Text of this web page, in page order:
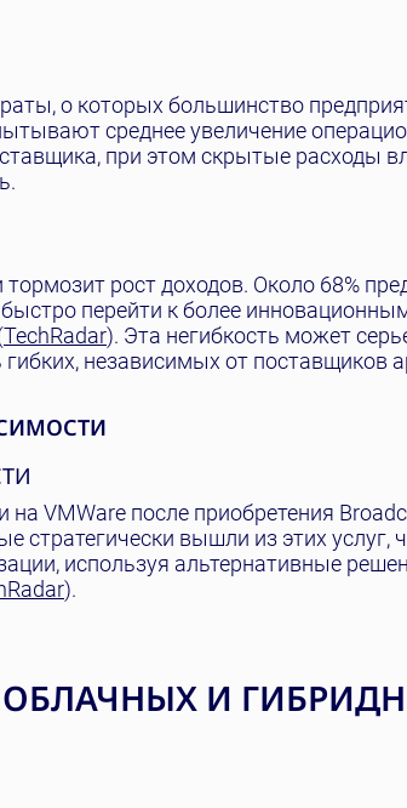
о которых большинство
среднее увеличение
при этом скрытые расходы
рост доходов. Около 68%
перейти к более
TechRadar). Эта негибкость может
независимых от поставщиков
VMWare после приобретения
вышли из этих услуг,
используя альтернативные
).
И